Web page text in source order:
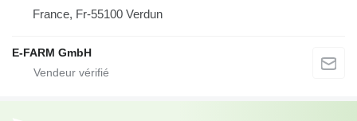
France, Fr-55100 Verdun
E-FARM GmbH